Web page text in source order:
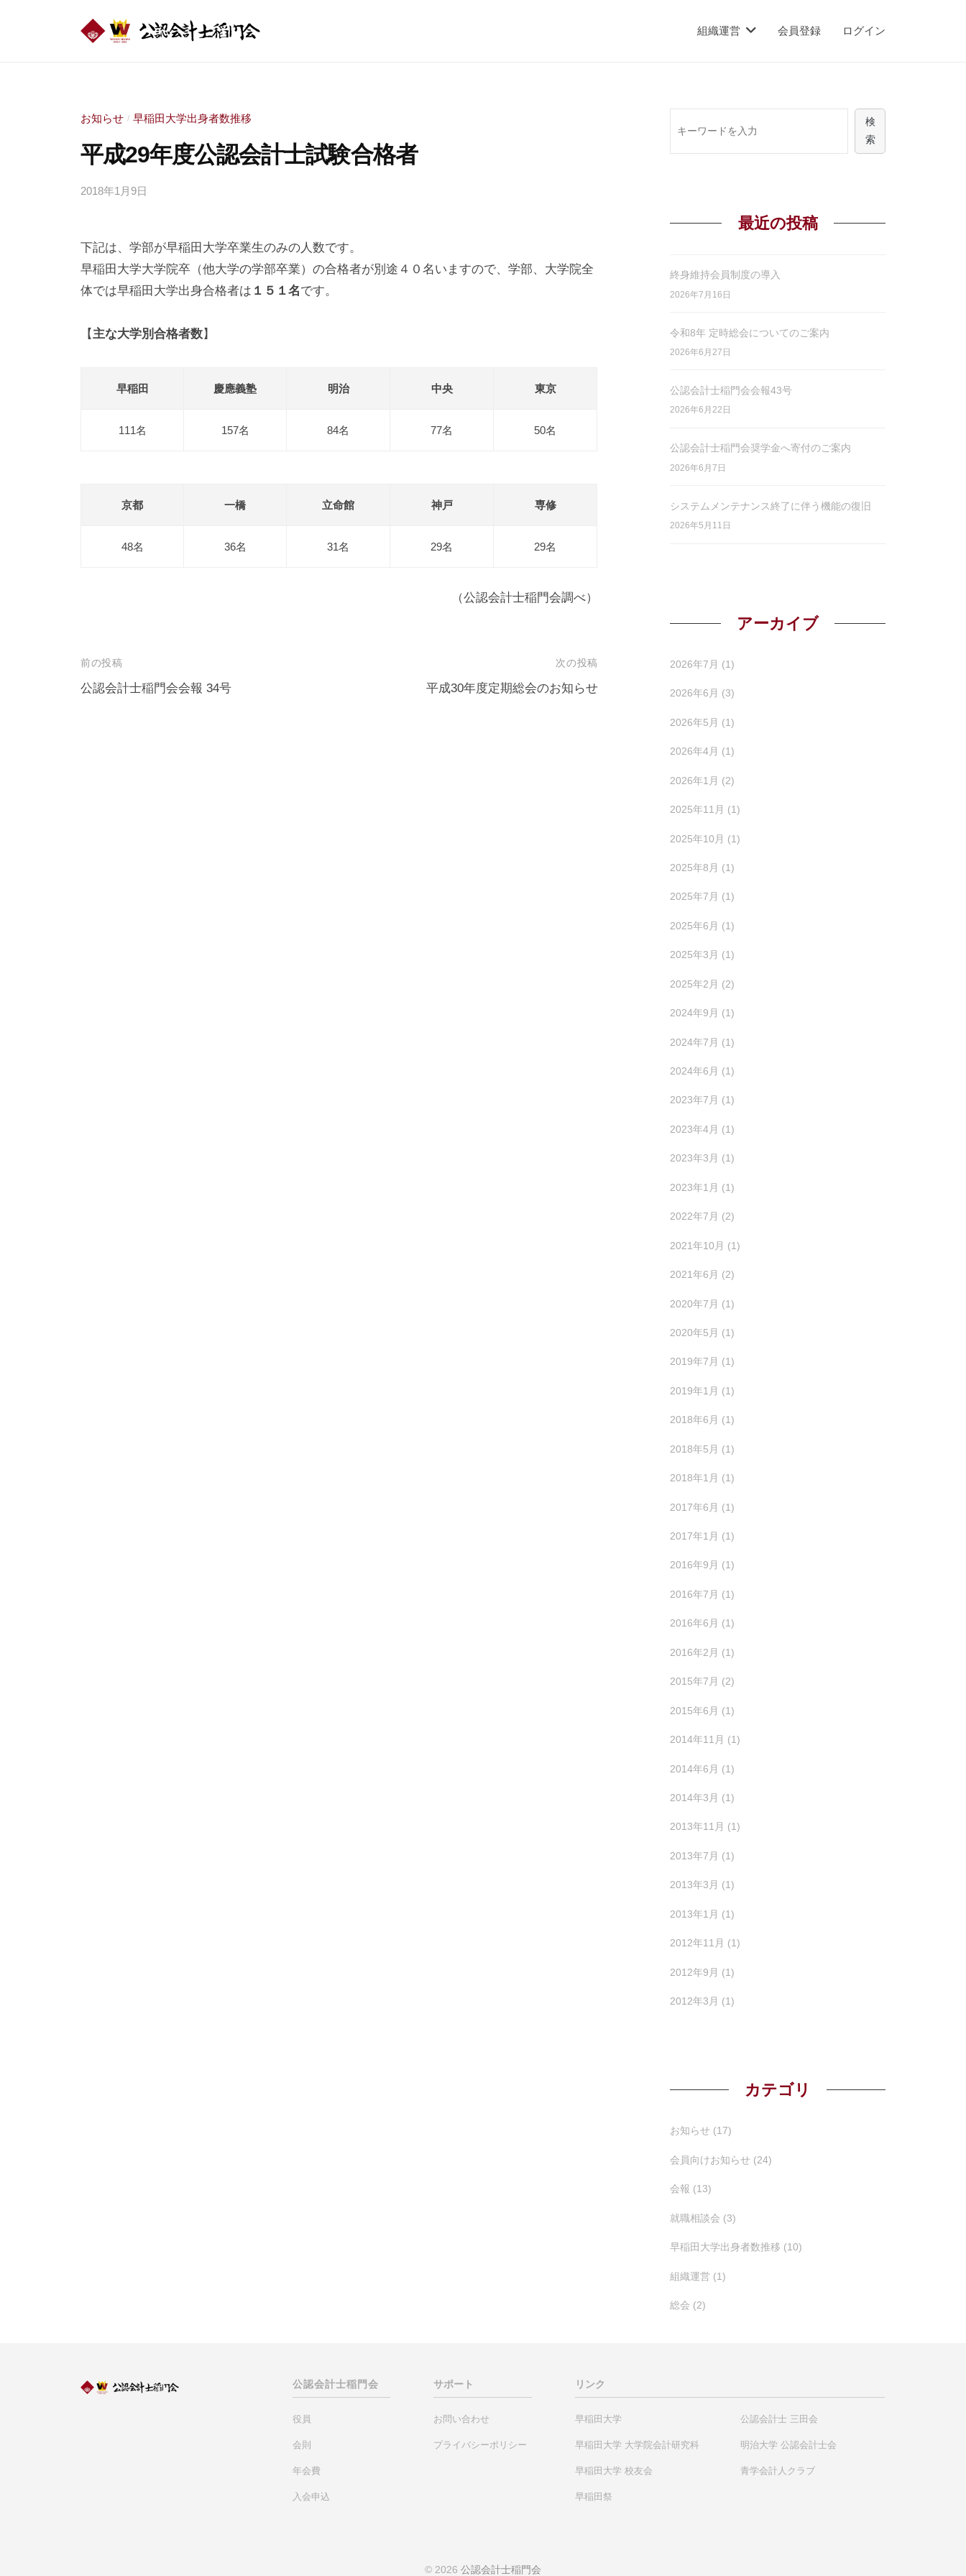
計
士
門
組織運営 会員登録 ログイン
お知らせ / 早稲田大学出身者数推移
平成29年度公認会計士試験合格者
2018年1月9日
認
会
計
稲
事
下記は、学部が早稲田大学卒業生のみの人数です。
早稲田大学大学院卒（他大学の学部卒業）の合格者が別途４０名いますので、学部、大学院全
体では早稲田大学出身合格者は １５１名です。
【主な大学別合格者数】
早稲田 慶應義塾 明治 中央 東京
111名 157名 84名 77名 50名
京都 一橋 立命館 神戸 専修
48名 36名 31名 29名 29名
（公認会計士稲門会調べ）
投
稿
前の投稿
公認会計士稲門会会報 34号
次の投稿
平成30年度定期総会のお知らせ
ー
ド
検
索
最近の投稿
終身維持会員制度の導入
2026年7月16日
令和8年 定時総会についてのご案内
2026年6月27日
公認会計士稲門会会報43号
2026年6月22日
公認会計士稲門会奨学金へ寄付のご案内
2026年6月7日
システムメンテナンス終了に伴う機能の復旧
2026年5月11日
アーカイブ
2026年7月 (1)
2026年6月 (3)
2026年5月 (1)
2026年4月 (1)
2026年1月 (2)
2025年11月 (1)
2025年10月 (1)
2025年8月 (1)
2025年7月 (1)
2025年6月 (1)
2025年3月 (1)
2025年2月 (2)
2024年9月 (1)
2024年7月 (1)
2024年6月 (1)
2023年7月 (1)
2023年4月 (1)
2023年3月 (1)
2023年1月 (1)
2022年7月 (2)
2021年10月 (1)
2021年6月 (2)
2020年7月 (1)
2020年5月 (1)
2019年7月 (1)
2019年1月 (1)
2018年6月 (1)
2018年5月 (1)
2018年1月 (1)
2017年6月 (1)
2017年1月 (1)
2016年9月 (1)
2016年7月 (1)
2016年6月 (1)
2016年2月 (1)
2015年7月 (2)
2015年6月 (1)
2014年11月 (1)
2014年6月 (1)
2014年3月 (1)
2013年11月 (1)
2013年7月 (1)
2013年3月 (1)
2013年1月 (1)
2012年11月 (1)
2012年9月 (1)
2012年3月 (1)
カテゴリ
お知らせ (17)
会員向けお知らせ (24)
会報 (13)
就職相談会 (3)
早稲田大学出身者数推移 (10)
組織運営 (1)
総会 (2)
公認会計士稲門会
役員
会則
年会費
入会申込
サポート
お問い合わせ
プライバシーポリシー
リンク
早稲田大学
早稲田大学 大学院会計研究科
早稲田大学 校友会
早稲田祭
公認会計士 三田会
明治大学 公認会計士会
青学会計人クラブ
© 2026 公認会計士稲門会
会
門